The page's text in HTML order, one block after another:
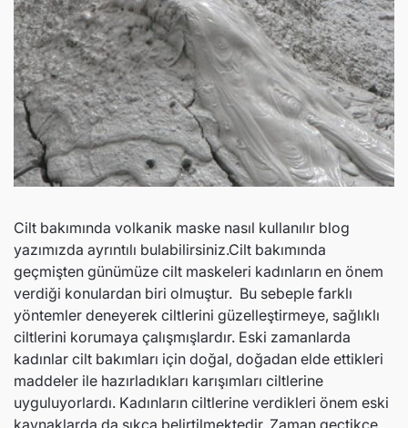
Cilt bakımında volkanik maske nasıl kullanılır blog
yazımızda ayrıntılı bulabilirsiniz.Cilt bakımında
geçmişten günümüze cilt maskeleri kadınların en önem
verdiği konulardan biri olmuştur. Bu sebeple farklı
yöntemler deneyerek ciltlerini güzelleştirmeye, sağlıklı
ciltlerini korumaya çalışmışlardır. Eski zamanlarda
kadınlar cilt bakımları için doğal, doğadan elde ettikleri
maddeler ile hazırladıkları karışımları ciltlerine
uyguluyorlardı. Kadınların ciltlerine verdikleri önem eski
kaynaklarda da sıkça belirtilmektedir. Zaman geçtikçe
Eye
fiyat
TL
Ozonlabs
Angela's Curve Kaş Ve Kirpik
Serumu
Normal fiyat
1,785.71 TL
İndirimli fiyat
1,699.00 TL